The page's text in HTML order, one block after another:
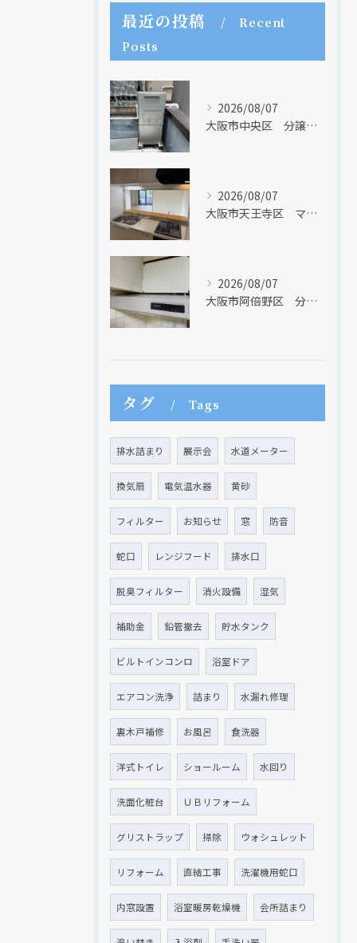
最近の投稿
Recent
Posts
2026/08/07
大阪市中央区 分譲マンションの給湯器取替リフォーム工事 UV除菌機能搭載給湯器
2026/08/07
大阪市天王寺区 マンションのキッチン取替及び内装リフォーム工事 クリナップ
2026/08/07
大阪市阿倍野区 分譲マンションのレンジフード取替リフォーム工事 タカラスタンダード
タグ Tags
排水詰まり 展示会 水道メーター
換気扇 電気温水器 黄砂
フィルター お知らせ 窓 防音
蛇口 レンジフード 排水口
脱臭フィルター 消火設備 湿気
補助金 鉛管撤去 貯水タンク
ビルトインコンロ 浴室ドア
エアコン洗浄 詰まり 水漏れ修理
裏木戸補修 お風呂 食洗器
洋式トイレ ショールーム 水回り
洗面化粧台 ＵＢリフォーム
グリストラップ 掃除 ウォシュレット
リフォーム 直結工事 洗濯機用蛇口
内窓設置 浴室暖房乾燥機 会所詰まり